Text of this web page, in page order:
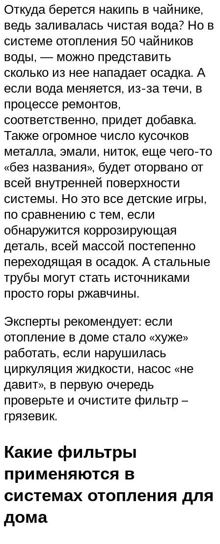
Откуда берется накипь в чайнике,
ведь заливалась чистая вода? Но в
системе отопления 50 чайников
воды, — можно представить
сколько из нее нападает осадка. А
если вода меняется, из-за течи, в
процессе ремонтов,
соответственно, придет добавка.
Также огромное число кусочков
металла, эмали, ниток, еще чего-то
«без названия», будет оторвано от
всей внутренней поверхности
системы. Но это все детские игры,
по сравнению с тем, если
обнаружится коррозирующая
деталь, всей массой постепенно
переходящая в осадок. А стальные
трубы могут стать источниками
просто горы ржавчины.
Эксперты рекомендует: если
отопление в доме стало «хуже»
работать, если нарушилась
циркуляция жидкости, насос «не
давит», в первую очередь
проверьте и очистите фильтр –
грязевик.
Какие фильтры
применяются в
системах отопления для
дома